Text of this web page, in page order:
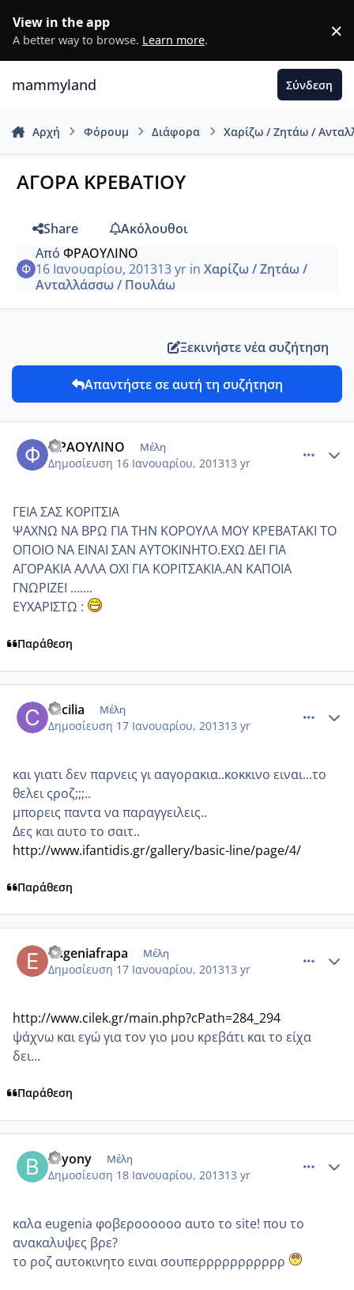
View in the app
A better way to browse. Learn more. ×
mammyland Σύνδεση
Αρχή Φόρουμ Διάφορα Χαρίζω / Ζητάω /
ΑΓΟΡΑ ΚΡΕΒΑΤΙΟΥ
Share
Ακόλουθοι
Από ΦΡΑΟΥΛΙΝΟ
16 Ιανουαρίου, 201313 yrin Χαρίζω / Ζητάω /
Ανταλλάσσω / Πουλάω
Ξεκινήστε νέα συζήτηση
Απαντήστε σε αυτή τη συζήτηση
ΦΡΑΟΥΛΙΝΟ Μέλη
Δημοσίευση 16 Ιανουαρίου, 201313 yr
ΓΕΙΑ ΣΑΣ ΚΟΡΙΤΣΙΑ
ΨΑΧΝΩ ΝΑ ΒΡΩ ΓΙΑ ΤΗΝ ΚΟΡΟΥΛΑ ΜΟΥ ΚΡΕΒΑΤΑΚΙ ΤΟ
ΟΠΟΙΟ ΝΑ ΕΙΝΑΙ ΣΑΝ ΑΥΤΟΚΙΝΗΤΟ.ΕΧΩ ΔΕΙ ΓΙΑ
ΑΓΟΡΑΚΙΑ ΑΛΛΑ ΟΧΙ ΓΙΑ ΚΟΡΙΤΣΑΚΙΑ.ΑΝ ΚΑΠΟΙΑ
ΓΝΩΡΙΖΕΙ .......
ΕΥΧΑΡΙΣΤΩ :
Παράθεση
cecilia Μέλη
Δημοσίευση 17 Ιανουαρίου, 201313 yr
και γιατι δεν παρνεις γι ααγορακια..κοκκινο ειναι...το
θελει ςροζ;;;..
μπορεις παντα να παραγγειλεις..
Δες και αυτο το σαιτ..
http://www.ifantidis.gr/gallery/basic-line/page/4/
Παράθεση
eugeniafrapa Μέλη
Δημοσίευση 17 Ιανουαρίου, 201313 yr
http://www.cilek.gr/main.php?cPath=284_294
ψάχνω και εγώ για τον γιο μου κρεβάτι και το είχα
δει...
Παράθεση
bryony Μέλη
Δημοσίευση 18 Ιανουαρίου, 201313 yr
καλα eugenia φοβεροοοοοο αυτο το site! που το
ανακαλυψες βρε?
το ροζ αυτοκινητο ειναι σουπερρρρρρρρρρρ